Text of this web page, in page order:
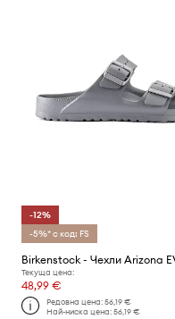
-12%
-5%* с код: FS
Birkenstock - Чехли Arizona
Текуща цена:
48,99 €
Редовна цена:56,19 €
Най-ниска цена:56,19 €